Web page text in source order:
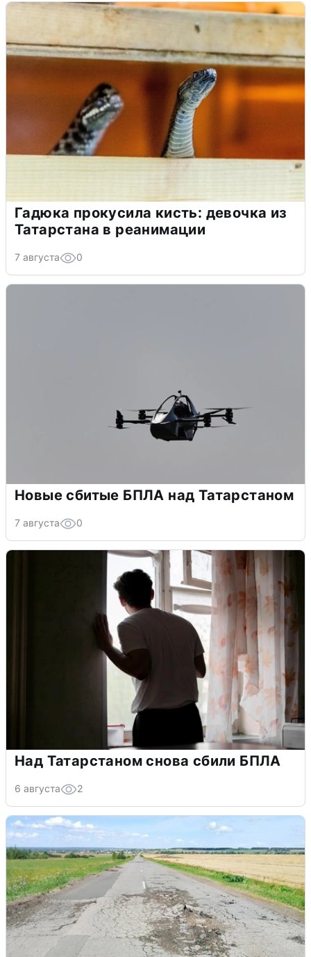
Гадюка прокусила кисть: девочка из
Татарстана в реанимации
7 августа 0
Новые сбитые БПЛА над Татарстаном
7 августа 0
Над Татарстаном снова сбили БПЛА
6 августа 2